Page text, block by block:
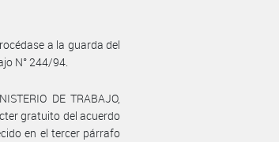
a la guarda del
N° 244/94.
DE TRABAJO,
gratuito del acuerdo
en el tercer párrafo